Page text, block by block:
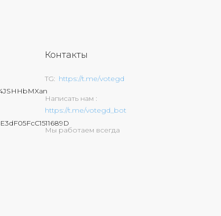
Контакты
TG https://t.me/votegd
Написать нам
https://t.me/votegd_bot
Мы работаем всегда